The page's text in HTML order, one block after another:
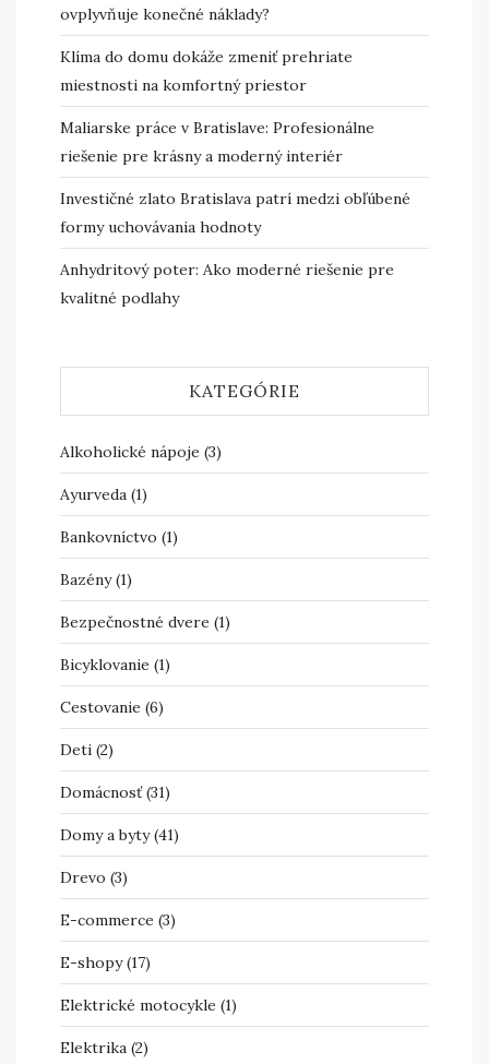
ovplyvňuje konečné náklady?
Klíma do domu dokáže zmeniť prehriate
miestnosti na komfortný priestor
Maliarske práce v Bratislave: Profesionálne
riešenie pre krásny a moderný interiér
Investičné zlato Bratislava patrí medzi obľúbené
formy uchovávania hodnoty
Anhydritový poter: Ako moderné riešenie pre
kvalitné podlahy
KATEGÓRIE
Alkoholické nápoje (3)
Ayurveda (1)
Bankovníctvo (1)
Bazény(1)
Bezpečnostné dvere (1)
Bicyklovanie (1)
Cestovanie (6)
Deti (2)
Domácnosť(31)
Domy a byty(41)
Drevo (3)
E-commerce (3)
E-shopy(17)
Elektrické motocykle (1)
Elektrika (2)